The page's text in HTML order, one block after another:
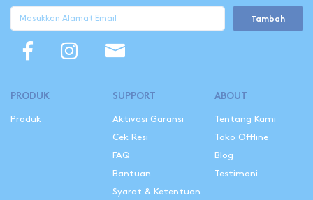
Tambah
PRODUK
Produk
SUPPORT
Aktivasi Garansi
Cek Resi
FAQ
Bantuan
Syarat & Ketentuan
ABOUT
Tentang Kami
Toko Offline
Blog
Testimoni